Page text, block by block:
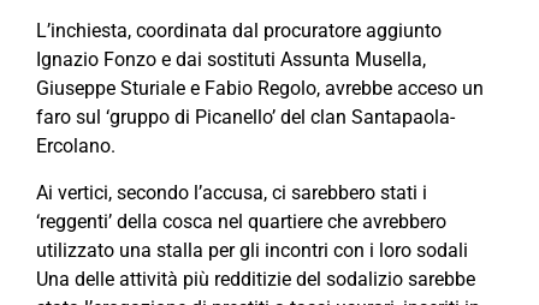
L’inchiesta, coordinata dal procuratore aggiunto
Ignazio Fonzo e dai sostituti Assunta Musella,
Giuseppe Sturiale e Fabio Regolo, avrebbe acceso un
faro sul ‘gruppo di Picanello’ del clan Santapaola-
Ercolano.
Ai vertici, secondo l’accusa, ci sarebbero stati i
‘reggenti’ della cosca nel quartiere che avrebbero
utilizzato una stalla per gli incontri con i loro sodali
Una delle attività più redditizie del sodalizio sarebbe